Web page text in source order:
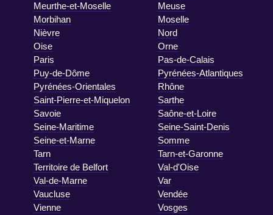
Meurthe-et-Moselle
Meuse
Morbihan
Moselle
Nièvre
Nord
Oise
Orne
Paris
Pas-de-Calais
Puy-de-Dôme
Pyrénées-Atlantiques
Pyrénées-Orientales
Rhône
Saint-Pierre-et-Miquelon
Sarthe
Savoie
Saône-et-Loire
Seine-Maritime
Seine-Saint-Denis
Seine-et-Marne
Somme
Tarn
Tarn-et-Garonne
Territoire de Belfort
Val-d'Oise
Val-de-Marne
Var
Vaucluse
Vendée
Vienne
Vosges